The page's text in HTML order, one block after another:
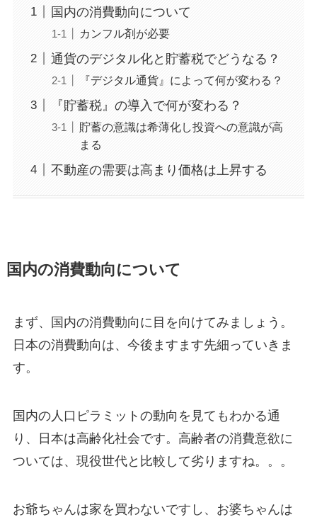
国内の消費動向について
カンフル剤が必要
通貨のデジタル化と貯蓄税でどうなる？
『デジタル通貨』によって何が変わる？
『貯蓄税』の導入で何が変わる？
貯蓄の意識は希薄化し投資への意識が高
まる
不動産の需要は高まり価格は上昇する
国内の消費動向について
まず、国内の消費動向に目を向けてみましょう。
日本の消費動向は、今後ますます先細っていきま
す。
国内の人口ピラミットの動向を見てもわかる通
り、日本は高齢化社会です。高齢者の消費意欲に
ついては、現役世代と比較して劣りますね。。。
お爺ちゃんは家を買わないですし、お婆ちゃんは